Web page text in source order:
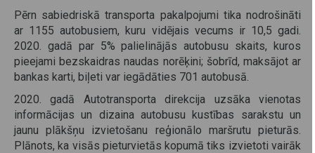
Pērn sabiedriskā transporta pakalpojumi tika nodrošināti
ar 1155 autobusiem, kuru vidējais vecums ir 10,5 gadi.
2020. gadā par 5% palielinājās autobusu skaits, kuros
pieejami bezskaidras naudas norēķini; šobrīd, maksājot ar
bankas karti, biļeti var iegādāties 701 autobusā.
2020. gadā Autotransporta direkcija uzsāka vienotas
informācijas un dizaina autobusu kustības sarakstu un
jaunu plākšņu izvietošanu reģionālo maršrutu pieturās.
Plānots, ka visās pieturvietās kopumā tiks izvietoti vairāk